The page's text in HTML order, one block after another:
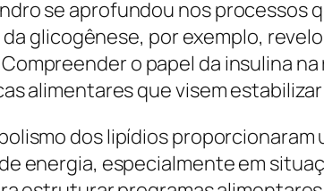
se aprofundou nos processos
glicogênese, por exemplo,
o papel da insulina
alimentares que visem
dos lipídios proporcionaram
energia, especialmente em